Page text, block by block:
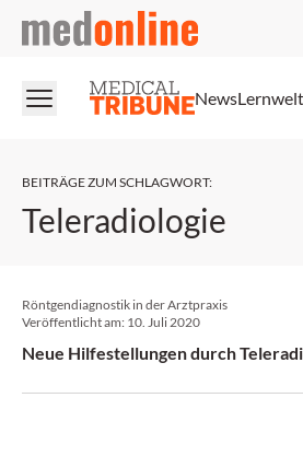
medonline
NewsLernwelt
BEITRÄGE ZUM SCHLAGWORT:
Teleradiologie
Röntgendiagnostik in der Arztpraxis
Veröffentlicht am: 10. Juli 2020
Neue Hilfestellungen durch